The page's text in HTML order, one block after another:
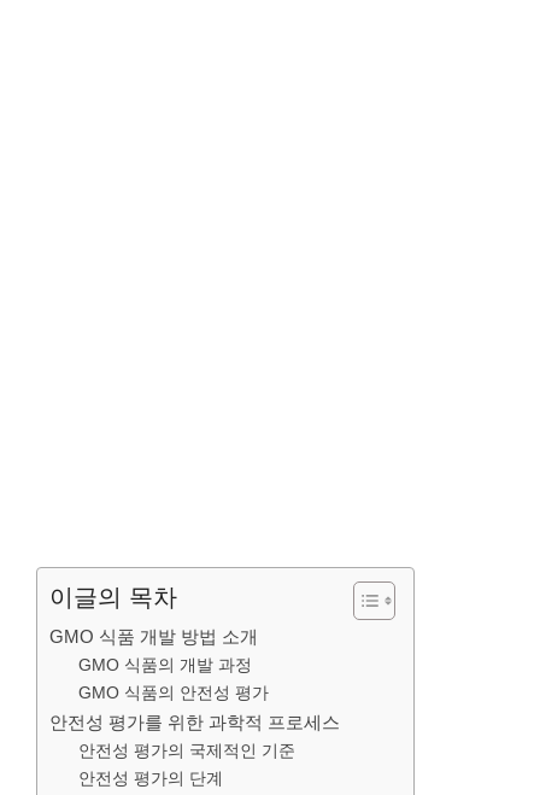
이글의 목차
GMO 식품 개발 방법 소개
GMO 식품의 개발 과정
GMO 식품의 안전성 평가
안전성 평가를 위한 과학적 프로세스
안전성 평가의 국제적인 기준
안전성 평가의 단계